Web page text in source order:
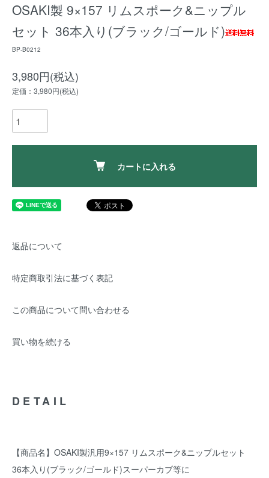
OSAKI製 9×157 リムスポーク&ニップル
セット 36本入り(ブラック/ゴールド)
BP-B0212
3,980円(税込)
定価：3,980円(税込)
カートに入れる
返品について
特定商取引法に基づく表記
この商品について問い合わせる
買い物を続ける
DETAIL
【商品名】OSAKI製汎用9×157 リムスポーク&ニップルセット
36本入り(ブラック/ゴールド)スーパーカブ等に